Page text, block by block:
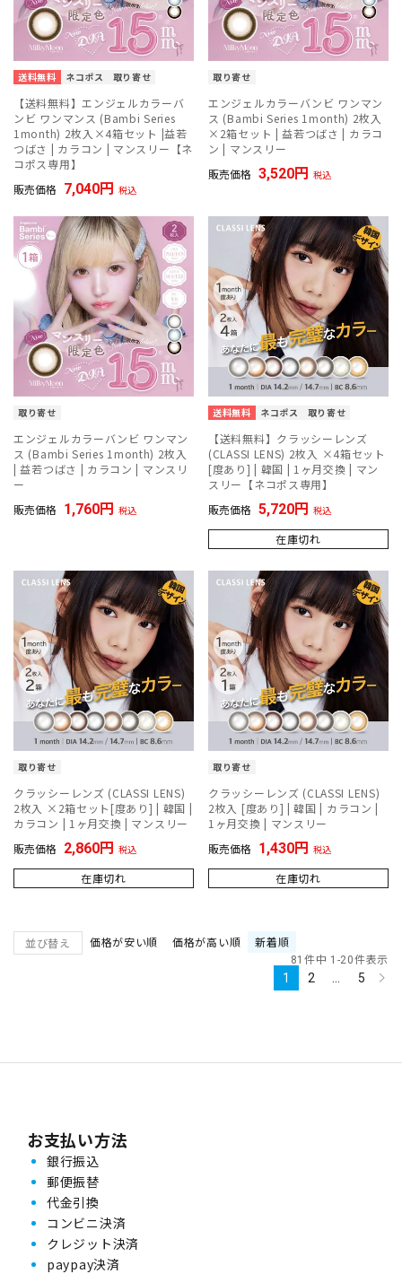
送料無料 ネコポス 取り寄せ
【送料無料】エンジェルカラーバ
ンビ ワンマンス (Bambi Series
1month) 2枚入×4箱セット |益若
つばさ | カラコン | マンスリー【ネ
コポス専用】
販売価格 7,040 税込
取り寄せ
エンジェルカラーバンビ ワンマン
ス (Bambi Series 1month) 2枚入
×2箱セット | 益若つばさ | カラコ
ン | マンスリー
販売価格 3,520 税込
取り寄せ
エンジェルカラーバンビ ワンマン
ス (Bambi Series 1month) 2枚入
| 益若つばさ | カラコン | マンスリ
ー
販売価格 1,760 税込
送料無料 ネコポス 取り寄せ
【送料無料】クラッシーレンズ
(CLASSI LENS) 2枚入 ×4箱セット
[度あり] | 韓国 | 1ヶ月交換 | マン
スリー【ネコポス専用】
販売価格 5,720 税込
在庫切れ
取り寄せ
クラッシーレンズ (CLASSI LENS)
2枚入 ×2箱セット[度あり] | 韓国 |
カラコン | 1ヶ月交換 | マンスリー
販売価格 2,860 税込
在庫切れ
取り寄せ
クラッシーレンズ (CLASSI LENS)
2枚入 [度あり] | 韓国 | カラコン |
1ヶ月交換 | マンスリー
販売価格 1,430 税込
在庫切れ
並び替え 価格が安い順 価格が高い順 新着順
81 件中 1 -20件表示
1 2 5
お支払い方法
銀行振込
郵便振替
代金引換
コンビニ決済
クレジット決済
paypay決済